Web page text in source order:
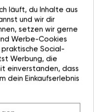
alles zurecht
hochwertige
läuft, du Inhalte aus
und wir dir
setzen wir gerne
Werbe-Cookies
Social-
Werbung, die
einverstanden, dass
dein Einkaufserlebnis